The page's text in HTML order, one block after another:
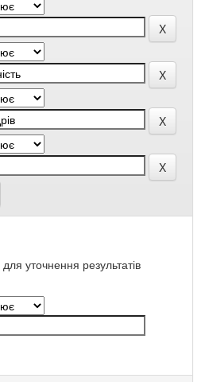
уточнення результатів